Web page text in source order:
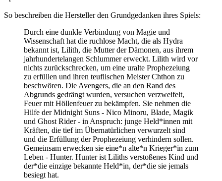
So beschreiben die Hersteller den Grundgedanken ihres Spiels:
Durch eine dunkle Verbindung von Magie und
Wissenschaft hat die ruchlose Macht, die als Hydra
bekannt ist, Lilith, die Mutter der Dämonen, aus ihrem
jahrhundertelangen Schlummer erweckt. Lilith wird vor
nichts zurückschrecken, um eine uralte Prophezeiung
zu erfüllen und ihren teuflischen Meister Chthon zu
beschwören. Die Avengers, die an den Rand des
Abgrunds gedrängt wurden, versuchen verzweifelt,
Feuer mit Höllenfeuer zu bekämpfen. Sie nehmen die
Hilfe der Midnight Suns - Nico Minoru, Blade, Magik
und Ghost Rider - in Anspruch: junge Held*innen mit
Kräften, die tief im Übernatürlichen verwurzelt sind
und die Erfüllung der Prophezeiung verhindern sollen.
Gemeinsam erwecken sie eine*n alte*n Krieger*in zum
Leben - Hunter. Hunter ist Liliths verstoßenes Kind und
der*die einzige bekannte Held*in, der*die sie jemals
besiegt hat.